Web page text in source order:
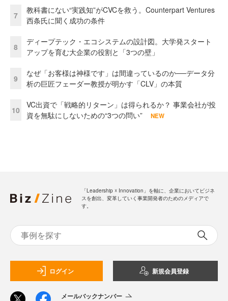
7
教科書にない“実践知”がCVCを救う。Counterpart Ventures
西条氏に聞く成功の条件
8
ディープテック・エコシステムの設計図。大学発スタート
アップを育む大企業の役割と「3つの壁」
9
なぜ「お客様は神様です」は間違っているのか──データ分
析の巨匠フェーダー教授が明かす「CLV」の本質
10
VC出資で「戦略的リターン」は得られるか？ 事業会社が投
資を無駄にしないための“3つの問い”
NEW
「Leadership ☓ Innovation」を軸に、企業においてビジネ
スを創出、変革していく事業開発者のためのメディアで
す。
ログイン 新規会員登録
メールバックナンバー